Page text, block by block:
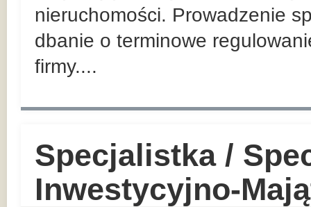
nieruchomości. Prowadzenie
dbanie o terminowe
firmy....
Specjalistka /
Inwestycyjno-